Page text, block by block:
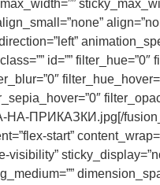
id=””
ПРИКАЗКИ.jpg[/
start”